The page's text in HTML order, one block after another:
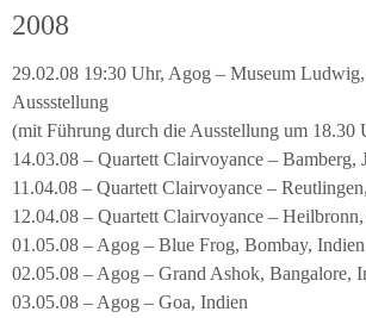
2008
29.02.08 19:30 Uhr, Agog – Museum
Aussstellung
(mit Führung durch die Ausstellung um 18.30
14.03.08 – Quartett Clairvoyance – Bamberg,
11.04.08 – Quartett Clairvoyance –
12.04.08 – Quartett Clairvoyance – Heilbronn,
01.05.08 – Agog – Blue Frog, Bombay, Indien
02.05.08 – Agog – Grand Ashok, Bangalore,
03.05.08 – Agog – Goa, Indien